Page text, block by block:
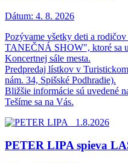
Dátum: 4. 8. 2026
Pozývame všetky deti a
TANEČNÁ SHOW", ktoré sa
Koncertnej sále mesta.
Predpredaj lístkov v
nám. 34, Spišské Podhradie).
Bližšie informácie sú uvedené
Tešíme sa na Vás.
PETER LIPA spieva